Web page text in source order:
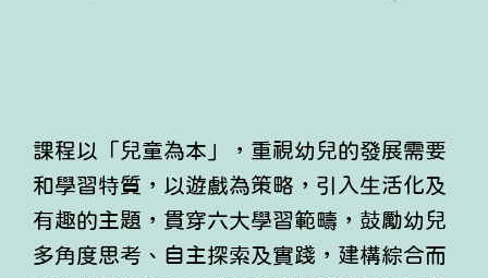
課程以「兒童為本」，重視幼兒的發展需要
和學習特質，以遊戲為策略，引入生活化及
有趣的主題，貫穿六大學習範疇，鼓勵幼兒
多角度思考、自主探索及實踐，建構綜合而